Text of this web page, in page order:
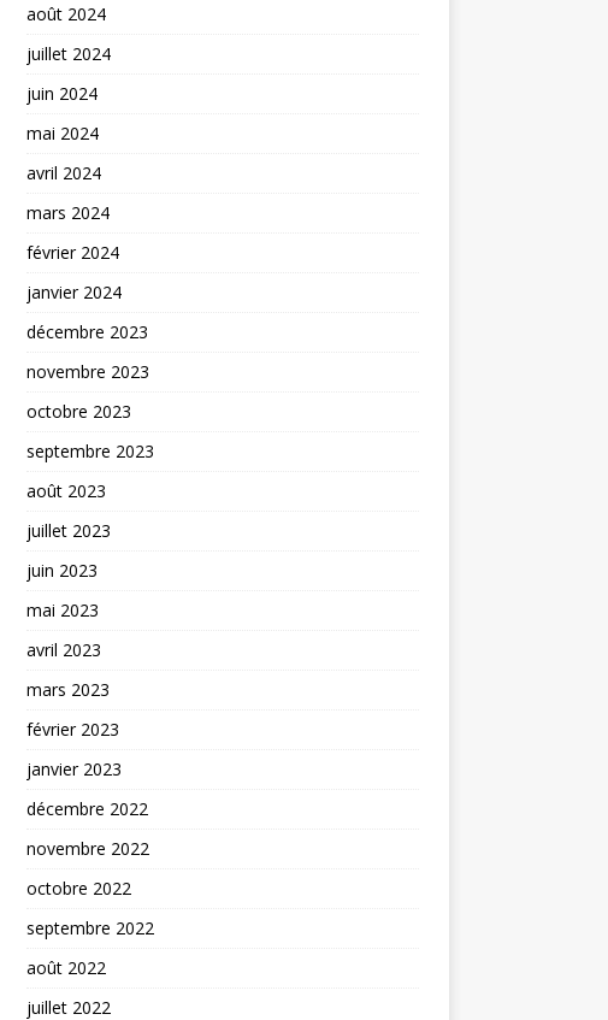
août 2024
juillet 2024
juin 2024
mai 2024
avril 2024
mars 2024
février 2024
janvier 2024
décembre 2023
novembre 2023
octobre 2023
septembre 2023
août 2023
juillet 2023
juin 2023
mai 2023
avril 2023
mars 2023
février 2023
janvier 2023
décembre 2022
novembre 2022
octobre 2022
septembre 2022
août 2022
juillet 2022